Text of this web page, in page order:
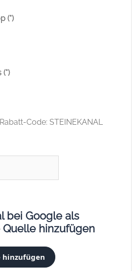
(*)
(*)
Code: STEINEKANAL
bei Google als
hinzufügen
hinzufügen